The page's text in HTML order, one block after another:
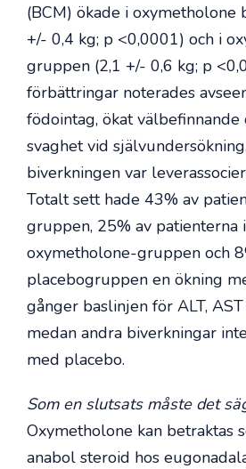
(BCM) ökade i oxymetholone
+/- 0,4 kg; p <0,0001) och i
gruppen (2,1 +/- 0,6 kg; p
förbättringar noterades
födointag, ökat välbefinnande
svaghet vid
biverkningen var
Totalt sett hade 43% av
gruppen, 25% av patienterna
oxymetholone-gruppen och
placebogruppen en ökning
gånger baslinjen för ALT,
medan andra biverkningar
med placebo.
Som en slutsats måste det
Oxymetholone kan betraktas
anabol steroid hos